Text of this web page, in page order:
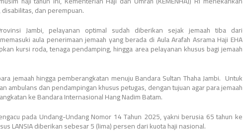
disabilitas, dan perempuan.
Jambi, pelayanan optimal sudah diberikan sejak jemaah tiba dari
aula penerimaan jemaah yang berada di Aula Arafah Asrama Haji EHA
kursi roda, tenaga pendamping, hingga area pelayanan khusus bagi jemaah
jemaah hingga pemberangkatan menuju Bandara Sultan Thaha Jambi. Untuk
ambulans dan pendampingan khusus petugas, dengan tujuan agar para jemaah
ke Bandara Internasional Hang Nadim Batam.
pada Undang-Undang Nomor 14 Tahun 2025, yakni berusia 65 tahun ke
LANSIA diberikan sebesar 5 (lima) persen dari kuota haji nasional.